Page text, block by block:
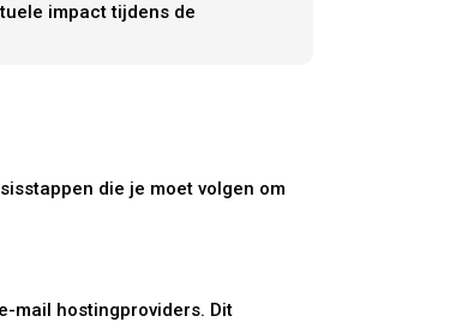
impact tijdens de
die je moet volgen om
mail hostingproviders. Dit